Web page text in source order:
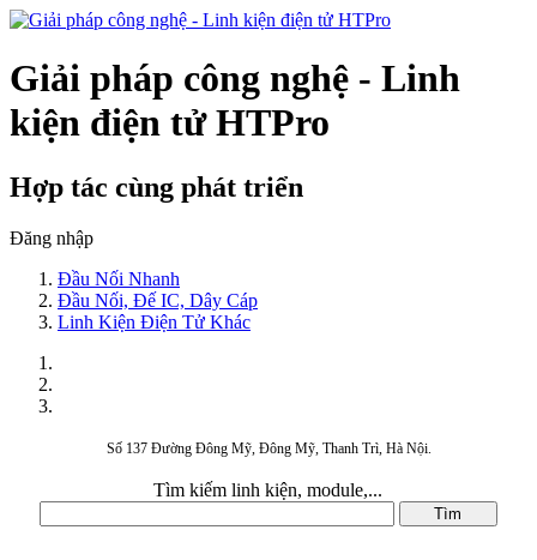
Giải pháp công nghệ - Linh
kiện điện tử HTPro
Hợp tác cùng phát triển
Đăng nhập
Đầu Nối Nhanh
Đầu Nối, Đế IC, Dây Cáp
Linh Kiện Điện Tử Khác
Số 137 Đường Đông Mỹ, Đông Mỹ, Thanh Trì, Hà Nội.
Tìm kiếm linh kiện, module,...